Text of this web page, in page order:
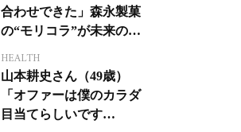
合わせできた」森永製菓
の“モリコラ”が未来のキ
HEALTH
山本耕史さん（49歳）
「オファーは僕のカラダ
目当てらしいです